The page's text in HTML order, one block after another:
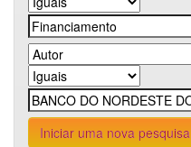
Iniciar uma nova pesquisa